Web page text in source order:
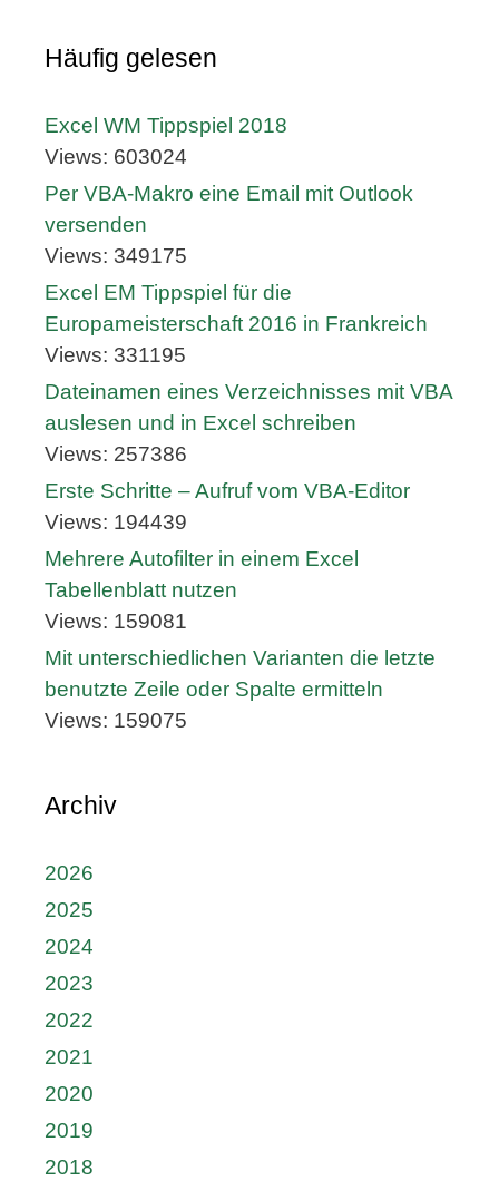
Häufig gelesen
Excel WM Tippspiel 2018
Views: 603024
Per VBA-Makro eine Email mit Outlook
versenden
Views: 349175
Excel EM Tippspiel für die
Europameisterschaft 2016 in Frankreich
Views: 331195
Dateinamen eines Verzeichnisses mit VBA
auslesen und in Excel schreiben
Views: 257386
Erste Schritte – Aufruf vom VBA-Editor
Views: 194439
Mehrere Autofilter in einem Excel
Tabellenblatt nutzen
Views: 159081
Mit unterschiedlichen Varianten die letzte
benutzte Zeile oder Spalte ermitteln
Views: 159075
Archiv
2026
2025
2024
2023
2022
2021
2020
2019
2018